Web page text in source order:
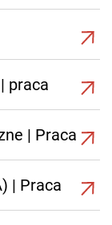
praca
| Praca
| Praca